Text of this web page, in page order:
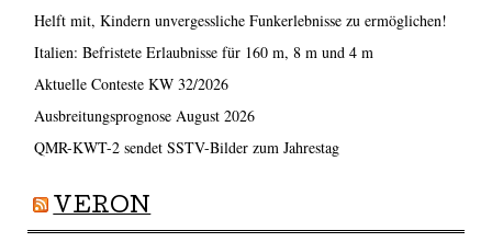
Helft mit, Kindern unvergessliche Funkerlebnisse zu ermöglichen!
Italien: Befristete Erlaubnisse für 160 m, 8 m und 4 m
Aktuelle Conteste KW 32/2026
Ausbreitungsprognose August 2026
QMR-KWT-2 sendet SSTV-Bilder zum Jahrestag
VERON